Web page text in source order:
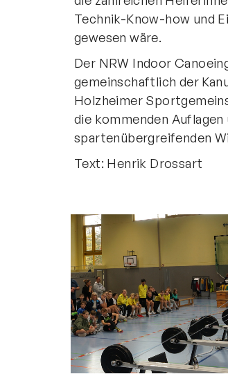
Technik-Know-how und
gewesen wäre.
Der NRW Indoor
gemeinschaftlich der
Holzheimer
die kommenden Auflagen
spartenübergreifenden
Text: Henrik Drossart